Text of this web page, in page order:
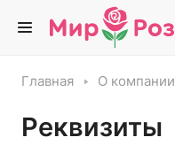
Главная О компании
Реквизиты